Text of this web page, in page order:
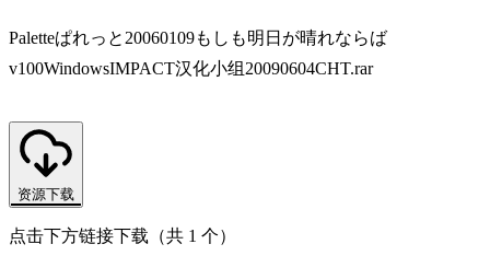
Paletteぱれっと20060109もしも明日が晴れならば
v100WindowsIMPACT汉化小组20090604CHT.rar
资源下载
点击下方链接下载（共 1 个）